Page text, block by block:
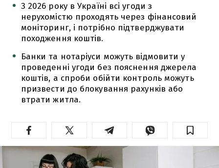
З 2026 року в Україні всі угоди з
нерухомістю проходять через фінансовий
моніторинг, і потрібно підтверджувати
походження коштів.
Банки та нотаріуси можуть відмовити у
проведенні угоди без пояснення джерела
коштів, а спроби обійти контроль можуть
призвести до блокування рахунків або
втрати житла.